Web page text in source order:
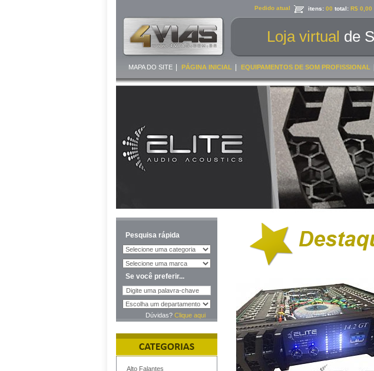
Pedido atual itens: 00 total: R$ 0,00
Loja virtual de
MAPA DO SITE| PÁGINA INICIAL | EQUIPAMENTOS DE SOM PROFISSIONAL
Pesquisa rápida
Se você preferir...
Dúvidas? Clique aqui
Alto Falantes